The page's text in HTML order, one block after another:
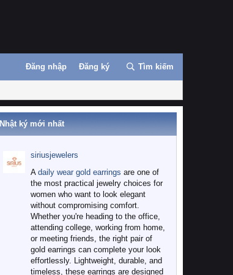
Đăng nhập Đăng ký Tìm kiếm
Nhật ký mới nhất
siriusjewelers
A daily wear gold earrings are one of
the most practical jewelry choices for
women who want to look elegant
without compromising comfort.
Whether you're heading to the office,
attending college, working from home,
or meeting friends, the right pair of
gold earrings can complete your look
effortlessly. Lightweight, durable, and
timeless, these earrings are designed